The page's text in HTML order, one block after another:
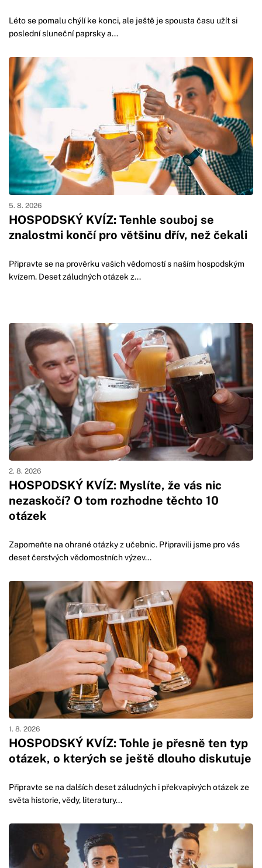
Léto se pomalu chýlí ke konci, ale ještě je spousta času užít si
poslední sluneční paprsky a...
HOSPODSKÝ KVÍZ: Tenhle souboj se
znalostmi končí pro většinu dřív, než čekali
5. 8. 2026
Připravte se na prověrku vašich vědomostí s naším hospodským
kvízem. Deset záludných otázek z...
HOSPODSKÝ KVÍZ: Myslíte, že vás nic
nezaskočí? O tom rozhodne těchto 10
otázek
2. 8. 2026
Zapomeňte na ohrané otázky z učebnic. Připravili jsme pro vás
deset čerstvých vědomostních výzev...
HOSPODSKÝ KVÍZ: Tohle je přesně ten typ
otázek, o kterých se ještě dlouho diskutuje
1. 8. 2026
Připravte se na dalších deset záludných i překvapivých otázek ze
světa historie, vědy, literatury...